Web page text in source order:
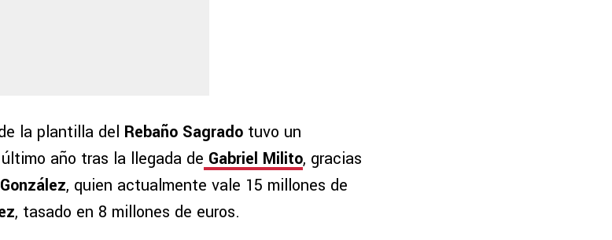
la plantilla del Rebaño Sagrado tuvo un
año tras la llegada de Gabriel Milito, gracias
, quien actualmente vale 15 millones de
, tasado en 8 millones de euros.